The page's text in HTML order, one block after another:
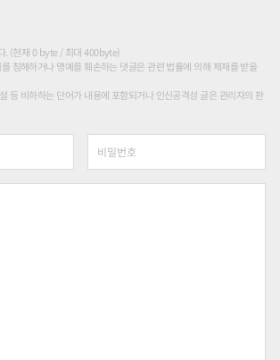
. (현재 0 byte / 최대 400byte)
침해하거나 명예를 훼손하는 댓글은 관련 법률에 의해 제재를 받을
등 비하하는 단어가 내용에 포함되거나 인신공격성 글은 관리자의 판